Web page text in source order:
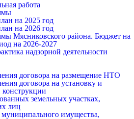
работа
на 2025 год
на 2026 год
Мясниковского района. Бюджет на
на 2026-2027
надзорной деятельности
договора на размещение НТО
договора на установку и
земельных участках,
лиц
имущества,